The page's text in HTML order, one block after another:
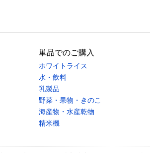
単品でのご購入
ホワイトライス
水・飲料
乳製品
野菜・果物・きのこ
海産物・水産乾物
精米機